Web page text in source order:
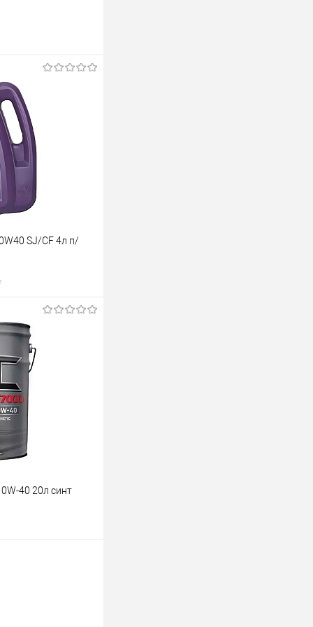
SJ/CF 4л п/
К сравнению
В наличии
40 20л синт